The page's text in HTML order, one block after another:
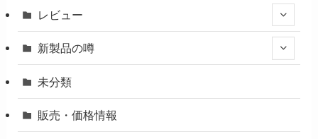
レビュー
新製品の噂
未分類
販売・価格情報